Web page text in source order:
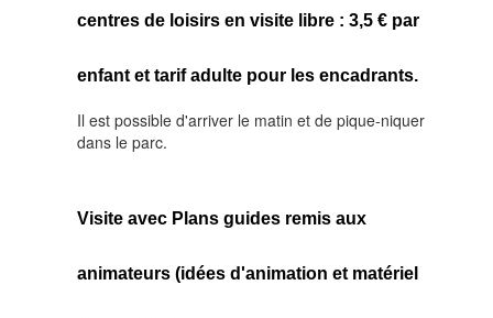
Horaires, prix...
Informations pratiques
Jours d'ouverture et horaires 2026
La Boutique souvenirs
Pépinière
Catalogue des bambous
centres de loisirs en visite libre : 3,5 € par
enfant et tarif adulte pour les encadrants.
Il est possible d'arriver le matin et de pique-niquer
dans le parc.
Visite avec Plans guides remis aux
animateurs (idées d'animation et matériel